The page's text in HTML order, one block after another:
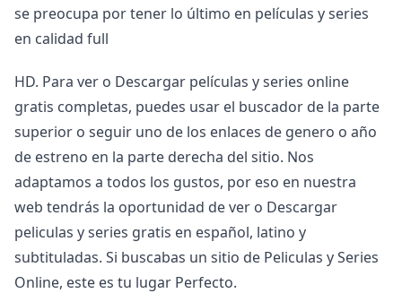
se preocupa por tener lo último en películas y series
en calidad full
HD. Para ver o Descargar películas y series online
gratis completas, puedes usar el buscador de la parte
superior o seguir uno de los enlaces de genero o año
de estreno en la parte derecha del sitio. Nos
adaptamos a todos los gustos, por eso en nuestra
web tendrás la oportunidad de ver o Descargar
peliculas y series gratis en español, latino y
subtituladas. Si buscabas un sitio de Peliculas y Series
Online, este es tu lugar Perfecto.